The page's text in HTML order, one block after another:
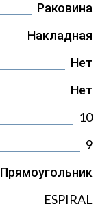
Раковина
Накладная
Нет
Нет
10
9
Прямоугольник
ESPIRAL